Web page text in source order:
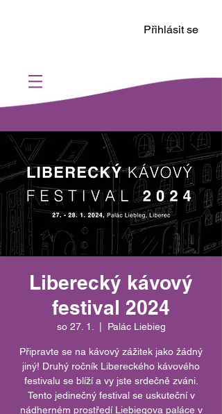
Přihlásit se
Liberecký kávový
festival 2024
so 27. 1. Palác Liebieg
Připravte se na kávový zážitek jako žádný
jiný! Druhý ročník Libereckého kávového
festivalu se blíží a vy jste srdečně zváni.
Tento jedinečný festival se uskuteční v
nádherném prostředí Liebiegova paláce v